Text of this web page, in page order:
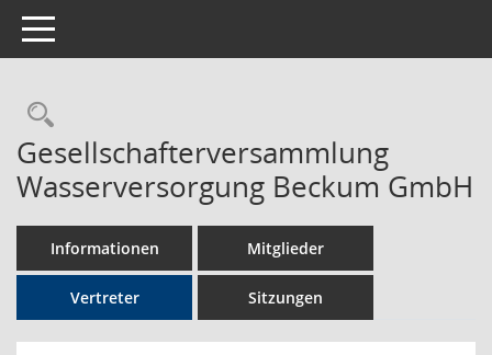
Toggle navigation
Rechercheauswahl
Gesellschafterversammlung
Wasserversorgung Beckum GmbH
Informationen Mitglieder
Vertreter Sitzungen